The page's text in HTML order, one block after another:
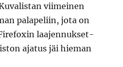
viimeinen
palapeliin, jota on
laajennukset-
ajatus jäi hieman